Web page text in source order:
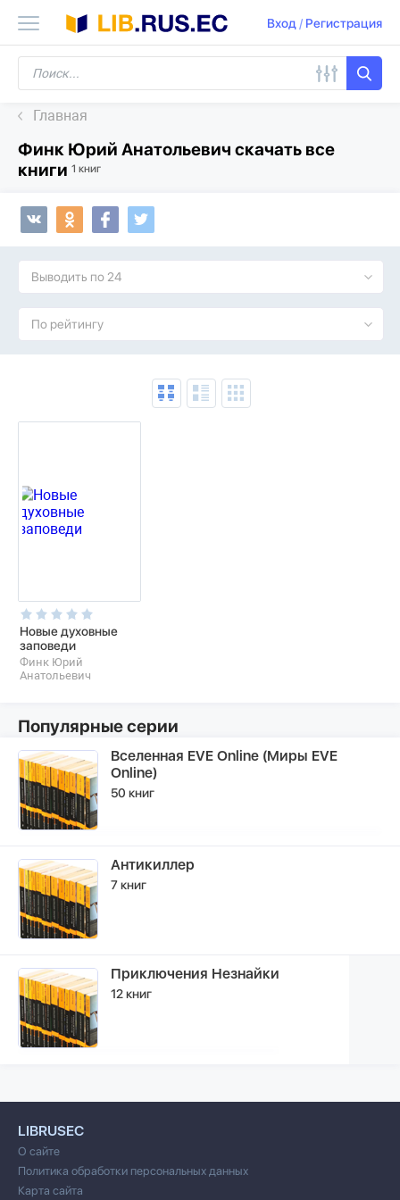
Вход/ Регистрация
Главная
Финк Юрий Анатольевич скачать все
книги 1 книг
Выводить по 24
По рейтингу
Новые духовные
заповеди
Финк Юрий
Анатольевич
Популярные серии
Вселенная EVE Online (Миры EVE
Online)
50 книг
Антикиллер
7 книг
Приключения Незнайки
12 книг
LIBRUSEC
О сайте
Политика обработки персональных данных
Карта сайта